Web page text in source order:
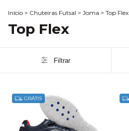
Início > Chuteiras Futsal > Joma > Top Flex
Top Flex
Filtrar
GRÁTIS